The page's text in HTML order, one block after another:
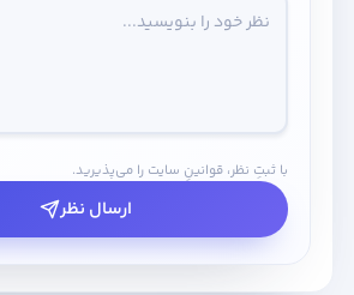
با ثبتِ نظر، قوانینِ سایت را می‌پذیرید.
ارسال نظر